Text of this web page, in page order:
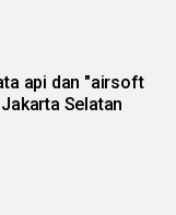
api dan "airsoft
Selatan